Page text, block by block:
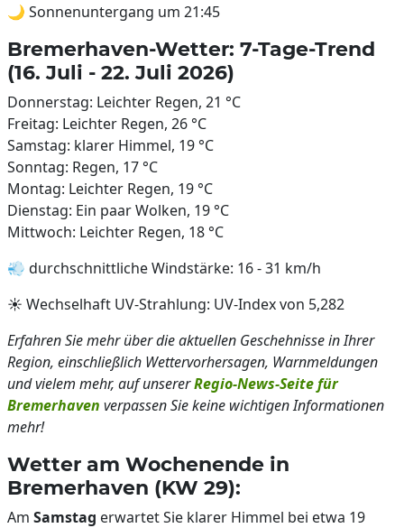
🌙 Sonnenuntergang um 21:45
Bremerhaven-Wetter: 7-Tage-Trend
(16. Juli - 22. Juli 2026)
Donnerstag: Leichter Regen, 21 °C
Freitag: Leichter Regen, 26 °C
Samstag: klarer Himmel, 19 °C
Sonntag: Regen, 17 °C
Montag: Leichter Regen, 19 °C
Dienstag: Ein paar Wolken, 19 °C
Mittwoch: Leichter Regen, 18 °C
💨 durchschnittliche Windstärke: 16 - 31 km/h
☀️ Wechselhaft UV-Strahlung: UV-Index von 5,282
Erfahren Sie mehr über die aktuellen Geschehnisse in Ihrer
Region, einschließlich Wettervorhersagen, Warnmeldungen
und vielem mehr, auf unsererRegio-News-Seite für
Bremerhaven verpassen Sie keine wichtigen Informationen
mehr!
Wetter am Wochenende in
Bremerhaven (KW 29):
Am Samstag erwartet Sie klarer Himmel bei etwa 19